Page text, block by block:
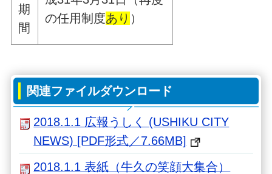
期
間
の任用制度あり ）
関連ファイルダウンロード
2018.1.1 広報うしく (USHIKU CITY
NEWS) [PDF形式／7.66MB]
2018.1.1 表紙（牛久の笑顔大集合）